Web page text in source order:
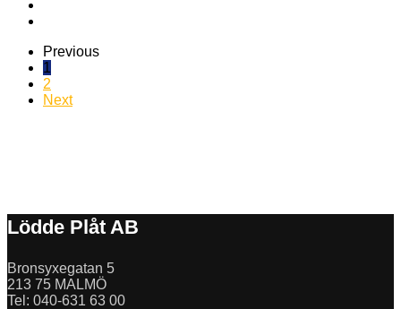
Previous
1
2
Next
Lödde Plåt AB
Bronsyxegatan 5
213 75 MALMÖ
Tel: 040-631 63 00